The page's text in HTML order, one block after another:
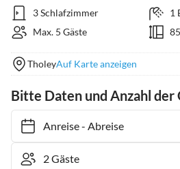
3 Schlafzimmer
1
Max. 5 Gäste
TholeyAuf Karte anzeigen
Bitte Daten und Anzahl der
Anreise- Abreise